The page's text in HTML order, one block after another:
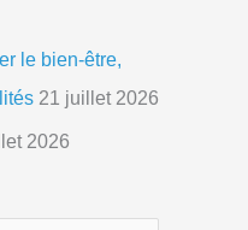
le bien-être,
21 juillet 2026
2026